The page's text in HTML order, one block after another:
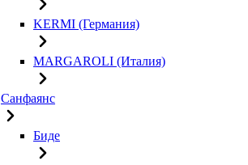
KERMI (Германия)
MARGAROLI (Италия)
Санфаянс
Биде